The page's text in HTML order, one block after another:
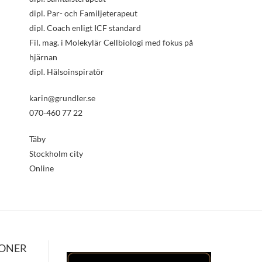
dipl. Par- och Familjeterapeut
dipl. Coach enligt ICF standard
Fil. mag. i Molekylär Cellbiologi med fokus på
hjärnan
dipl. Hälsoinspiratör
karin@grundler.se
070-460 77 22
Täby
Stockholm city
Online